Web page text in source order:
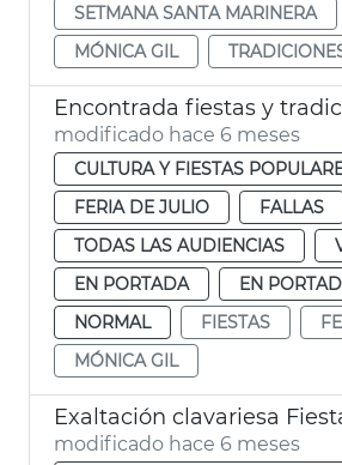
SETMANA SANTA MARINERA
MÓNICA GIL
modificado hace 6 meses
CULTURA Y FIESTAS
FERIA DE JULIO
FALLAS
TODAS LAS AUDIENCIAS
EN PORTADA
EN
NORMAL
FIESTAS
MÓNICA GIL
modificado hace 6 meses